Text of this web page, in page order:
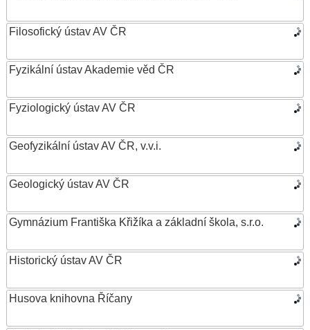
Filosofický ústav AV ČR
Fyzikální ústav Akademie věd ČR
Fyziologický ústav AV ČR
Geofyzikální ústav AV ČR, v.v.i.
Geologický ústav AV ČR
Gymnázium Františka Křižíka a základní škola, s.r.o.
Historický ústav AV ČR
Husova knihovna Říčany